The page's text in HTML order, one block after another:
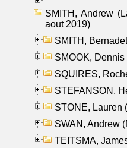
SMITH, Andrew
aout 2019)
SMITH,
SMOOK,
SQUIRES,
STEFANSON,
STONE, Lauren
SWAN, Andrew
TEITSMA,